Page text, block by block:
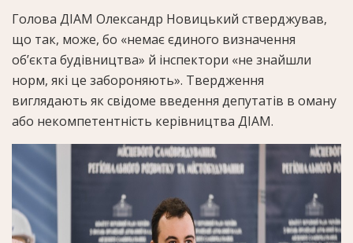
Голова ДІАМ Олександр Новицький стверджував,
що так, може, бо «немає єдиного визначення
об’єкта будівництва» й інспектори «не знайшли
норм, які це забороняють». Твердження
виглядають як свідоме введення депутатів в оману
або некомпетентність керівництва ДІАМ.